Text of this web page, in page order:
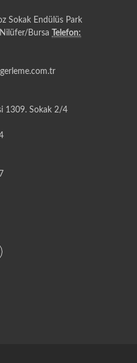
Sokak Endülüs Park
Bursa Telefon:
1309. Sokak 2/4